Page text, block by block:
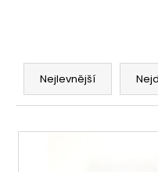
Ř
z
Nejlevnější
V